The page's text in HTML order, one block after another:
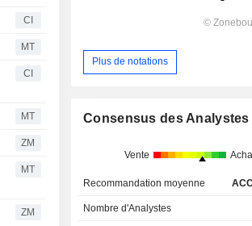
CI
MT
CI
MT
ZM
MT
ZM
Plus de notations
Consensus des Analystes
Vente
Recommandation moyenne
Nombre d'Analystes